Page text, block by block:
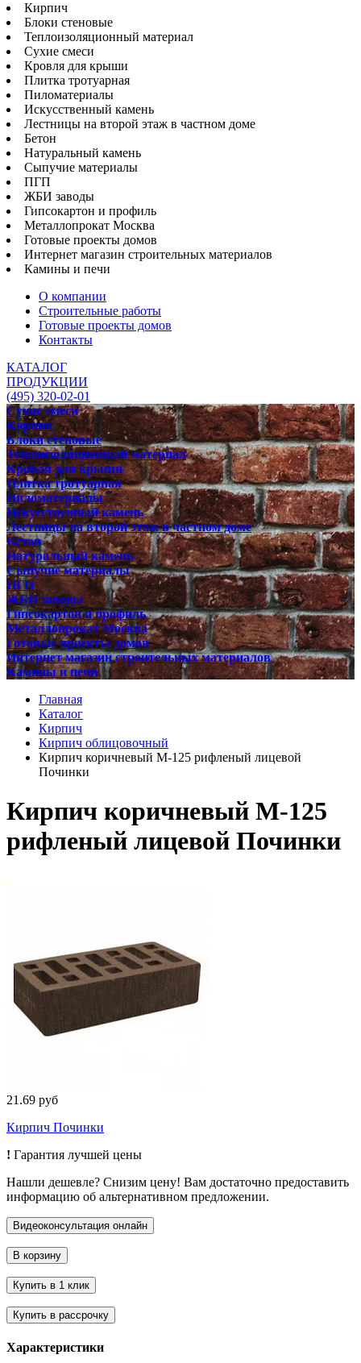
Кирпич
Блоки стеновые
Теплоизоляционный материал
Сухие смеси
Кровля для крыши
Плитка тротуарная
Пиломатериалы
Искусственный камень
Лестницы на второй этаж в частном доме
Бетон
Натуральный камень
Сыпучие материалы
ПГП
ЖБИ заводы
Гипсокартон и профиль
Металлопрокат Москва
Готовые проекты домов
Интернет магазин строительных материалов
Камины и печи
О компании
Строительные работы
Готовые проекты домов
Контакты
КАТАЛОГ
ПРОДУКЦИИ
(495) 320-02-01
Сухие смеси
Кирпич
Блоки стеновые
Теплоизоляционный материал
Кровля для крыши
Плитка тротуарная
Пиломатериалы
Искусственный камень
Лестницы на второй этаж в частном доме
Бетон
Натуральный камень
Сыпучие материалы
ПГП
ЖБИ заводы
Гипсокартон и профиль
Металлопрокат Москва
Готовые проекты домов
Интернет магазин строительных материалов
Камины и печи
Главная
Каталог
Кирпич
Кирпич облицовочный
Кирпич коричневый М-125 рифленый лицевой
Починки
Кирпич коричневый М-125
рифленый лицевой Починки
21.69 руб
Кирпич Починки
! Гарантия лучшей цены
Нашли дешевле? Снизим цену! Вам достаточно предоставить
информацию об альтернативном предложении.
Характеристики